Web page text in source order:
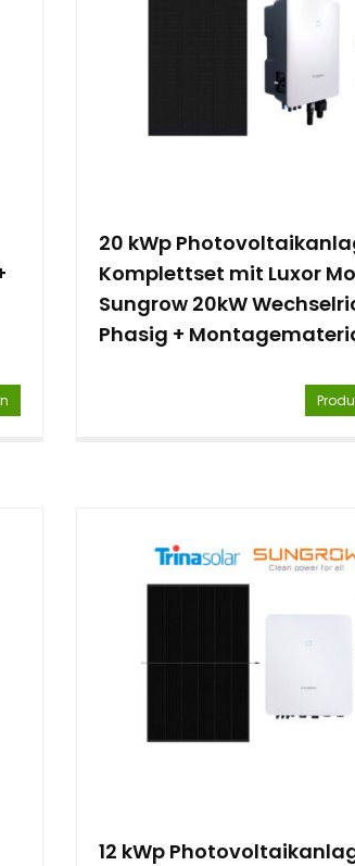
20 kWp
Komplettset mit Luxor
Sungrow 20kW
Phasig +
12 kWp